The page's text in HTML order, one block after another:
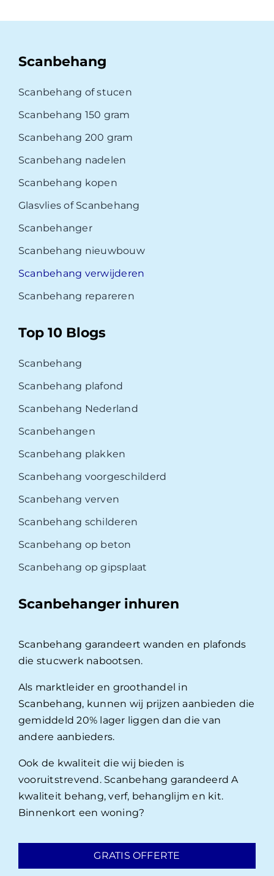
Scanbehang
Scanbehang of stucen
Scanbehang 150 gram
Scanbehang 200 gram
Scanbehang nadelen
Scanbehang kopen
Glasvlies of Scanbehang
Scanbehanger
Scanbehang nieuwbouw
Scanbehang verwijderen
Scanbehang repareren
Top 10 Blogs
Scanbehang
Scanbehang plafond
Scanbehang Nederland
Scanbehangen
Scanbehang plakken
Scanbehang voorgeschilderd
Scanbehang verven
Scanbehang schilderen
Scanbehang op beton
Scanbehang op gipsplaat
Scanbehanger inhuren
Scanbehang garandeert wanden en plafonds
die stucwerk nabootsen.
Als marktleider en groothandel in
Scanbehang, kunnen wij prijzen aanbieden die
gemiddeld 20% lager liggen dan die van
andere aanbieders.
Ook de kwaliteit die wij bieden is
vooruitstrevend. Scanbehang garandeerd A
kwaliteit behang, verf, behanglijm en kit.
Binnenkort een woning?
GRATIS OFFERTE